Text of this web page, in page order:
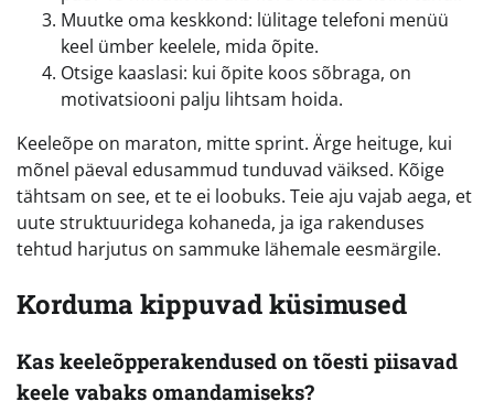
Muutke oma keskkond: lülitage telefoni menüü
keel ümber keelele, mida õpite.
Otsige kaaslasi: kui õpite koos sõbraga, on
motivatsiooni palju lihtsam hoida.
Keeleõpe on maraton, mitte sprint. Ärge heituge, kui
mõnel päeval edusammud tunduvad väiksed. Kõige
tähtsam on see, et te ei loobuks. Teie aju vajab aega, et
uute struktuuridega kohaneda, ja iga rakenduses
tehtud harjutus on sammuke lähemale eesmärgile.
Korduma kippuvad küsimused
Kas keeleõpperakendused on tõesti piisavad
keele vabaks omandamiseks?